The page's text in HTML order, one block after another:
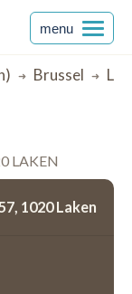
menu
Brussel
LAKEN
1020 Laken